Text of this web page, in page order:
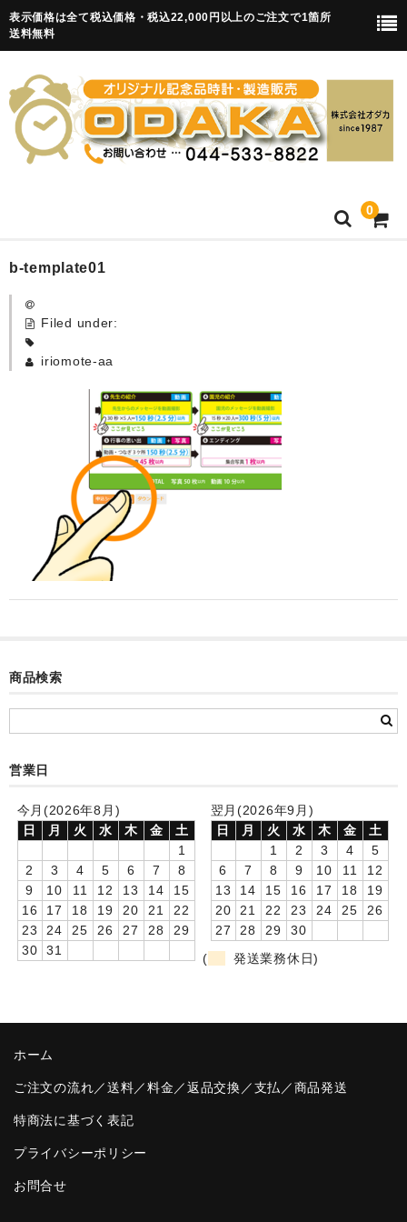
表示価格は全て税込価格・税込22,000円以上のご注文で1箇所
送料無料
0
HOME
卒園記念品
カード付フォトフレームクロック(集合)
目覚まし時計(集合＋個別)
メロディ時計(集合)
音声時計(集合)
目覚まし時計(個別)
お絵かきギャラリー
自作オリジナル時計
卒園DVDアルバム
園や先生への贈り物
卒業記念品
音声入りフォトフレームクロック(集合)
温湿度計付目覚まし時計
制服メモリー
b-template01
Filed under:
iriomote-aa
商品検索
営業日
今月(2026年8月)
日
月 火 水 木 金
土
1
2
3 4 5 6 7
8
9
10 11 12 13 14
15
16
17 18 19 20 21
22
23
24 25 26 27 28
29
30
31
翌月(2026年9月)
日
月 火 水 木 金
土
1
2 3 4
5
6
7 8 9 10 11
12
13
14 15 16 17 18
19
20
21 22 23 24 25
26
27
28 29
30
(
発送業務休日)
ホーム
ご注文の流れ／送料／料金／返品交換／支払／商品発送
特商法に基づく表記
プライバシーポリシー
お問合せ